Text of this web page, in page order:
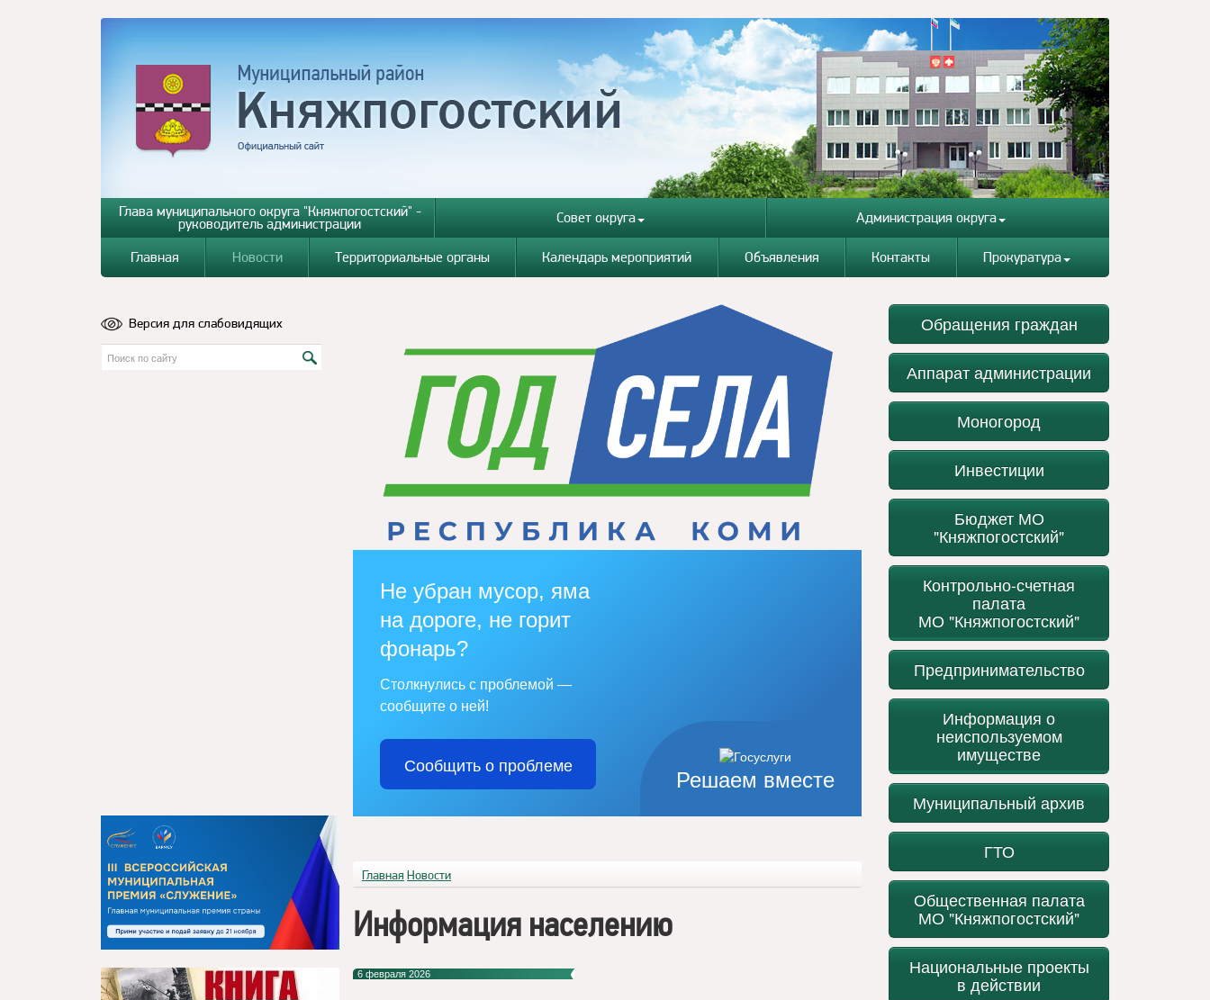
Глава муниципального округа "Княжпогостский" -
руководитель администрации Совет округа Администрация округа
Главная Новости Территориальные органы Календарь мероприятий Объявления Контакты Прокуратура
Версия для слабовидящих
Решаем вместе
Не убран мусор, яма
на дороге, не горит
фонарь?
Столкнулись с проблемой —
сообщите о ней!
Сообщить о проблеме
Главная Новости
Информация населению
6 февраля 2026
Обращения граждан
Аппарат администрации
Моногород
Инвестиции
Бюджет МО
"Княжпогостский"
Контрольно-счетная
палата
МО "Княжпогостский"
Предпринимательство
Информация о
неиспользуемом
имуществе
Муниципальный архив
ГТО
Общественная палата
МО "Княжпогостский"
Национальные проекты
в действии